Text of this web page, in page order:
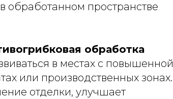
обработанном пространстве
обработка
в местах с повышенной
или производственных зонах.
отделки, улучшает